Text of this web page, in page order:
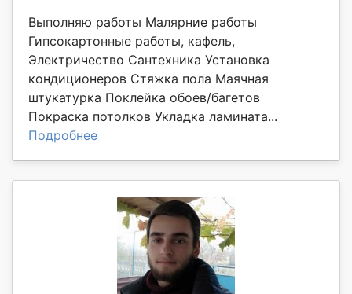
Выполняю работы Малярние работы
Гипсокартонные работы, кафель,
Электричество Сантехника Установка
кондиционеров Стяжка пола Маячная
штукатурка Поклейка обоев/багетов
Покраска потолков Укладка ламината...
Подробнее